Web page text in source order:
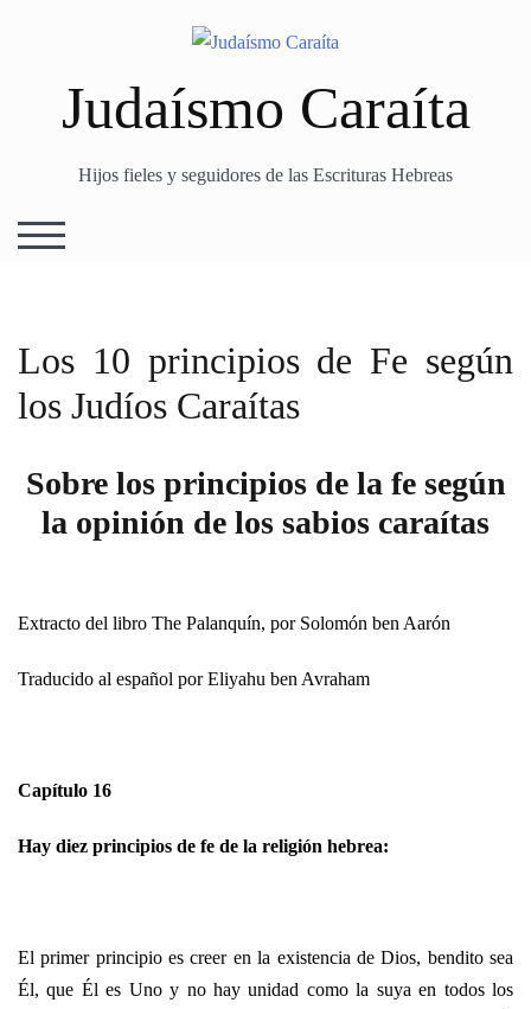
Judaísmo Caraíta
Hijos fieles y seguidores de las Escrituras Hebreas
TOGGLE MOBILE MENU
Los 10 principios de Fe según
los Judíos Caraítas
Sobre los principios de la fe según
la opinión de los sabios caraítas
Extracto del libro The Palanquín, por Solomón ben Aarón
Traducido al español por Eliyahu ben Avraham
Capítulo 16
Hay diez principios de fe de la religión hebrea:
El primer principio es creer en la existencia de Dios, bendito sea
Él, que Él es Uno y no hay unidad como la suya en todos los